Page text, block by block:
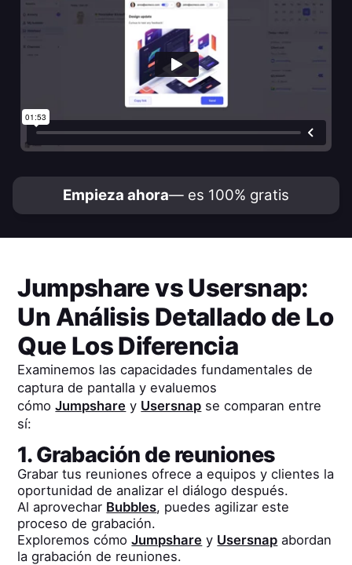
Empieza ahora— es 100% gratis
JumpsharevsUsersnap:
Un Análisis Detallado de Lo
Que Los Diferencia
Examinemos las capacidades fundamentales de
captura de pantalla y evaluemos
cómoJumpshare y Usersnap se comparan entre
sí:
1. Grabación de reuniones
Grabar tus reuniones ofrece a equipos y clientes la
oportunidad de analizar el diálogo después.
Al aprovechar Bubbles, puedes agilizar este
proceso de grabación.
Exploremos cómoJumpshare y Usersnap abordan
la grabación de reuniones.